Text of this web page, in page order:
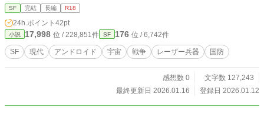
二代目のアンドロイドは妙に女っぽかった。 三部作の第三部
SF 完結 長編 R18
24h.ポイント 42pt
小説 17,998 位 / 228,851件 SF 176 位 / 6,742件
SF 現代 アンドロイド 宇宙 戦争 レーザー兵器 国防
感想数 0
文字数 127,243
最終更新日 2026.01.16
登録日 2026.01.12